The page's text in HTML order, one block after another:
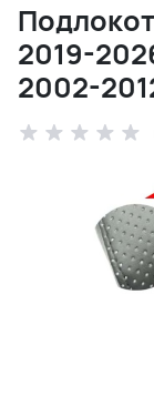
2019-
2002-